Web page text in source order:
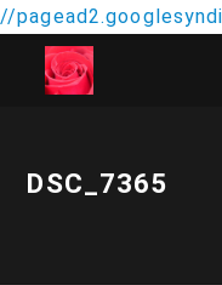
//
DSC_7365